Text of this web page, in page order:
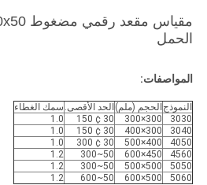
الحمل
المواصفات:
النموذج الحجم (ملم) الحد الأقصى. سمك الغطاء
3030
300×300
30 ¢ 150
1.0
3040
300×400
30 ¢ 150
1.0
4050
400×500
30 ¢ 300
1.0
4560
450×600
50~300
1.2
5050
500×500
50~300
1.2
5060
500×600
50~600
1.2